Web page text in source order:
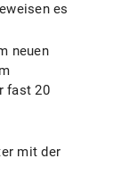
es
neuen
fast 20
mit der